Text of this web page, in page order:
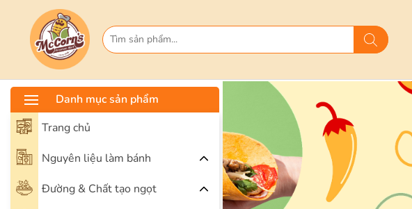
Danh mục sản phẩm
Trang chủ
Nguyên liệu làm bánh
Đường & Chất tạo ngọt